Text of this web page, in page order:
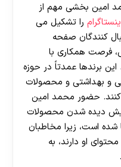
امین بخشی مهم از
را تشکیل می‌
کنندگان صفحه
فرصت همکاری با
برندها عمدتاً در حوزه
و بهداشتی و محصولات
حضور محمد امین
دیده شدن محصولات
است، زیرا مخاطبان
او دارند، به